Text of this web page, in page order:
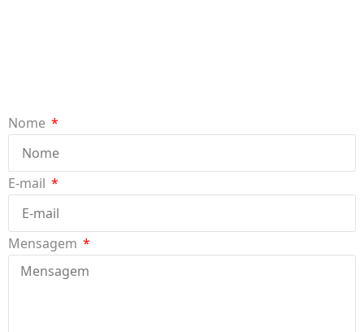
Nome
E-mail
Mensagem